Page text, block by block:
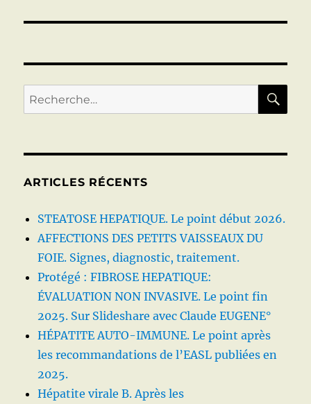
Recherche
pour :
ARTICLES RÉCENTS
STEATOSE HEPATIQUE. Le point début 2026.
AFFECTIONS DES PETITS VAISSEAUX DU
FOIE. Signes, diagnostic, traitement.
Protégé : FIBROSE HEPATIQUE:
ÉVALUATION NON INVASIVE. Le point fin
2025. Sur Slideshare avec Claude EUGENE°
HÉPATITE AUTO-IMMUNE. Le point après
les recommandations de l’EASL publiées en
2025.
Hépatite virale B. Après les